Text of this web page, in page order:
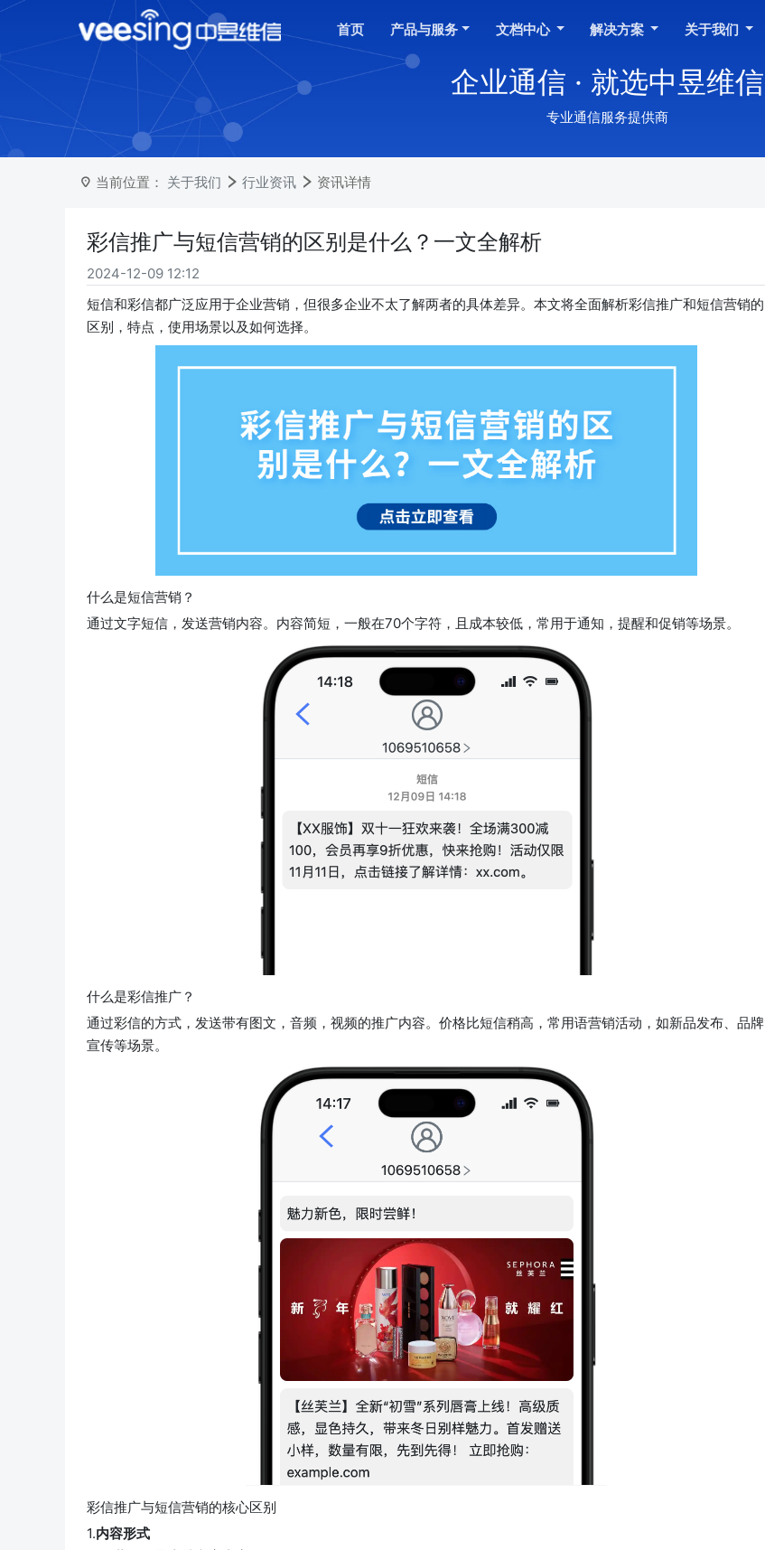
首页 产品与服务 文档中心 解决方案 关于我们
企业通信 · 就选中昱维信
专业通信服务提供商
当前位置： 关于我们 行业资讯 资讯详情
彩信推广与短信营销的区别是什么？一文全解析
2024-12-09 12:12
短信和彩信都广泛应用于企业营销，但很多企业不太了解两者的具体差异。本文将全面解析彩信推广和短信营销的
区别，特点，使用场景以及如何选择。
什么是短信营销？
通过文字短信，发送营销内容。内容简短，一般在70个字符，且成本较低，常用于通知，提醒和促销等场景。
什么是彩信推广？
通过彩信的方式，发送带有图文，音频，视频的推广内容。价格比短信稍高，常用语营销活动，如新品发布、品牌
宣传等场景。
彩信推广与短信营销的核心区别
1.内容形式